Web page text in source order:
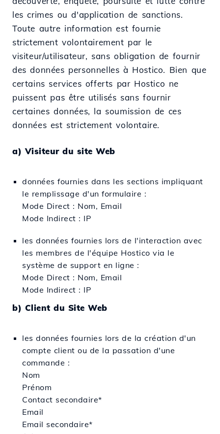
les crimes ou d'application de sanctions.
Toute autre information est fournie
strictement volontairement par le
visiteur/utilisateur, sans obligation de fournir
des données personnelles à Hostico. Bien que
certains services offerts par Hostico ne
puissent pas être utilisés sans fournir
certaines données, la soumission de ces
données est strictement volontaire.
a) Visiteur du site Web
données fournies dans les sections impliquant
le remplissage d'un formulaire :
Mode Direct : Nom, Email
Mode Indirect : IP
les données fournies lors de l'interaction avec
les membres de l'équipe Hostico via le
système de support en ligne :
Mode Direct : Nom, Email
Mode Indirect : IP
b) Client du Site Web
les données fournies lors de la création d'un
compte client ou de la passation d'une
commande :
Nom
Prénom
Contact secondaire*
Email
Email secondaire*